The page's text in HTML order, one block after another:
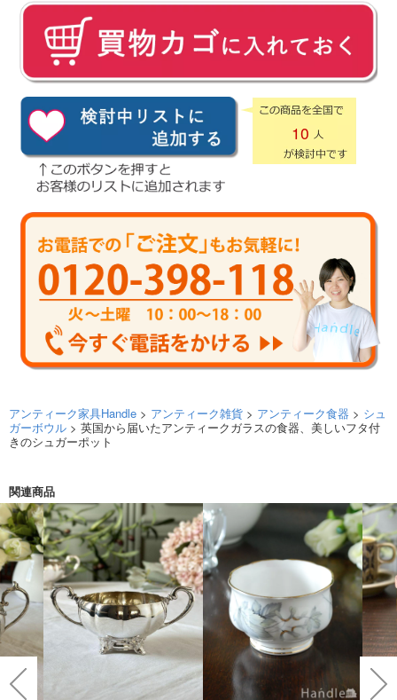
10
アンティーク家具Handle > アンティーク雑貨 > アンティーク食器 > シュ
ガーボウル > 英国から届いたアンティークガラスの食器、美しいフタ付
きのシュガーポット
関連商品